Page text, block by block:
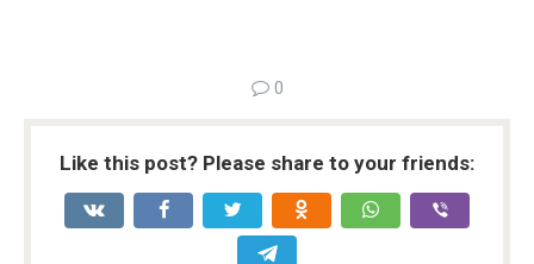
0
Like this post? Please share to your friends: